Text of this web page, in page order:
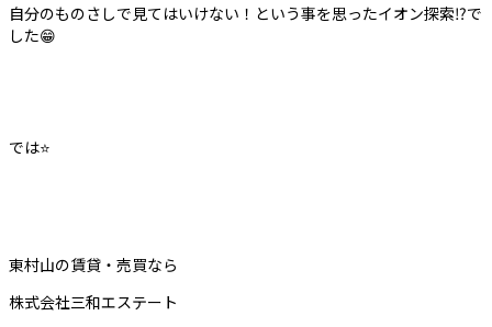
自分のものさしで見てはいけない！という事を思ったイオン探索⁉︎で
した😁
では⭐️
東村山の賃貸・売買なら
株式会社三和エステート